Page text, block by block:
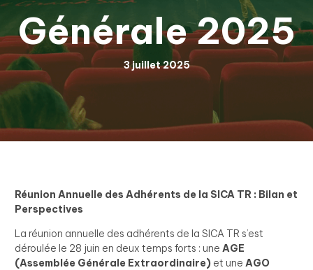
Générale 2025
3 juillet 2025
Réunion Annuelle des Adhérents de la SICA TR : Bilan et
Perspectives
La réunion annuelle des adhérents de la SICA TR s’est
déroulée le 28 juin en deux temps forts : une AGE
(Assemblée Générale Extraordinaire) et une AGO